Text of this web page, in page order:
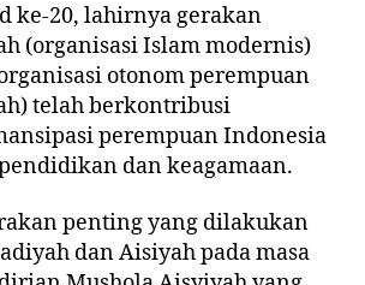
ke-20, lahirnya gerakan
(organisasi Islam modernis)
otonom perempuan
telah berkontribusi
perempuan Indonesia
dan keagamaan.
penting yang dilakukan
dan Aisiyah pada masa